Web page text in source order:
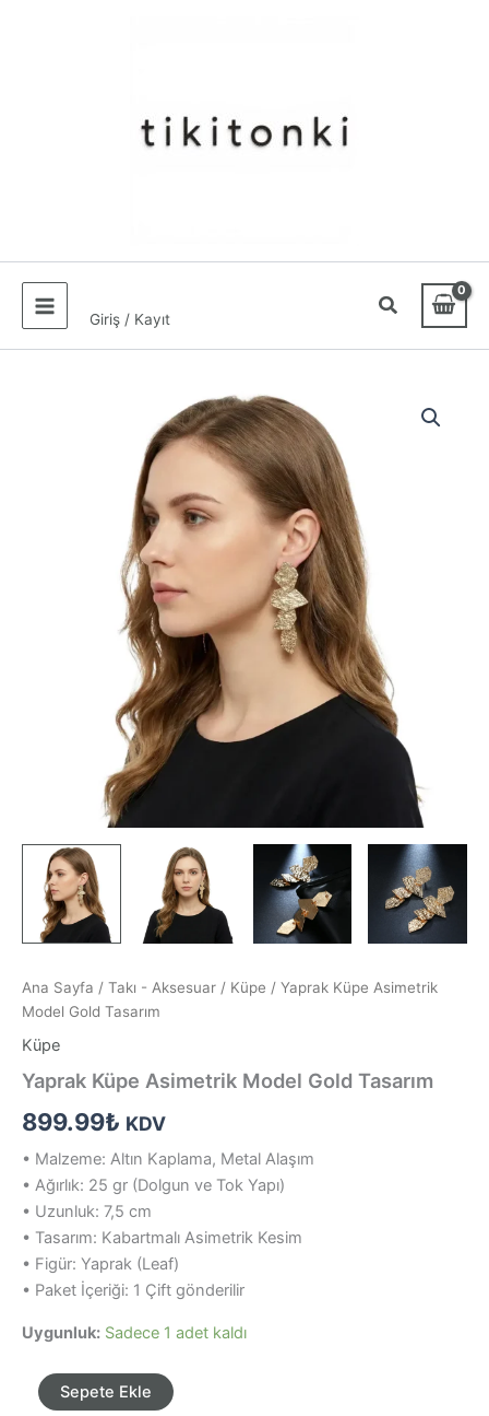
Giriş / Kayıt
Ana Sayfa / Takı - Aksesuar / Küpe / Yaprak Küpe Asimetrik
Model Gold Tasarım
Küpe
Yaprak Küpe Asimetrik Model Gold Tasarım
899.99₺ KDV
• Malzeme: Altın Kaplama, Metal Alaşım
• Ağırlık: 25 gr (Dolgun ve Tok Yapı)
• Uzunluk: 7,5 cm
• Tasarım: Kabartmalı Asimetrik Kesim
• Figür: Yaprak (Leaf)
• Paket İçeriği: 1 Çift gönderilir
Uygunluk: Sadece 1 adet kaldı
Yaprak
Küpe
Sepete Ekle